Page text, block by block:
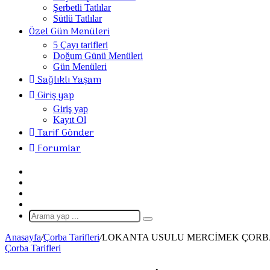
Şerbetli Tatlılar
Sütlü Tatlılar
Özel Gün Menüleri
5 Çayı tarifleri
Doğum Günü Menüleri
Gün Menüleri
Sağlıklı Yaşam
Giriş yap
Giriş yap
Kayıt Ol
Tarif Gönder
Forumlar
görünümü
değiştir
Arama
yap
...
Anasayfa/Çorba Tarifleri/LOKANTA USULU MERCİMEK
Çorba Tarifleri